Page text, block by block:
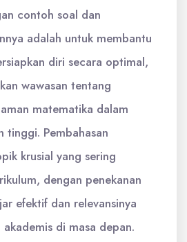
contoh soal dan
adalah untuk membantu
diri secara optimal,
wawasan tentang
matematika dalam
tinggi. Pembahasan
krusial yang sering
dengan penekanan
efektif dan relevansinya
di masa depan.